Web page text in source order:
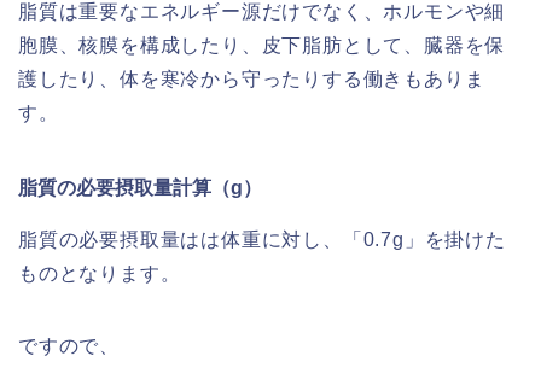
脂質は重要なエネルギー源だけでなく、ホルモンや細
胞膜、核膜を構成したり、皮下脂肪として、臓器を保
護したり、体を寒冷から守ったりする働きもありま
す。
脂質の必要摂取量計算（g）
脂質の必要摂取量はは体重に対し、「0.7g」を掛けた
ものとなります。
ですので、